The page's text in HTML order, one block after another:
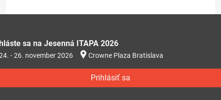
sa na Jesenná ITAPA 2026
- 26. november 2026 Crowne Plaza Bratislava
Prihlásiť sa